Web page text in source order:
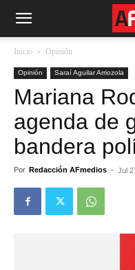
Inicio Opinión
Opinión Saraí Aguilar Arriozola
Mariana
agenda de
bandera
Por Redacción AFmedios - Jul